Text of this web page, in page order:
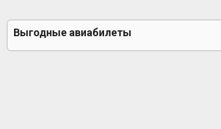
Выгодные авиабилеты